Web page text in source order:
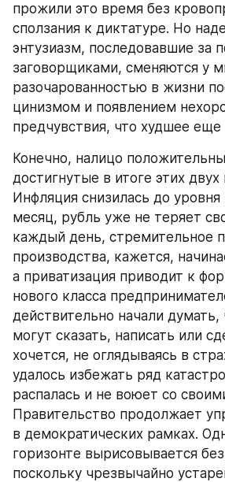
прожили это время без
сползания к диктатуре. Но
энтузиазм, последовавшие за
заговорщиками, сменяются у
разочарованностью в жизни
цинизмом и появлением
предчувствия, что худшее еще
Конечно, налицо
достигнутые в итоге этих
Инфляция снизилась до
месяц, рубль уже не теряет
каждый день, стремительное
производства, кажется,
а приватизация приводит к
нового класса
действительно начали
могут сказать, написать или
хочется, не оглядываясь в
удалось избежать ряд
распалась и не воюет со
Правительство продолжает
в демократических рамках.
горизонте вырисовывается
поскольку чрезвычайно